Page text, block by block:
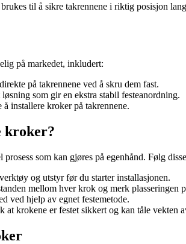
til å sikre takrennene i riktig posisjon
på markedet, inkludert:
på takrennene ved å skru dem fast.
som gir en ekstra stabil festeanordning.
å installere kroker på takrennene.
kroker?
som kan gjøres på egenhånd. Følg
og utstyr før du starter installasjonen.
mellom hver krok og merk plasseringen
ved hjelp av egnet festemetode.
at krokene er festet sikkert og kan tåle vekten